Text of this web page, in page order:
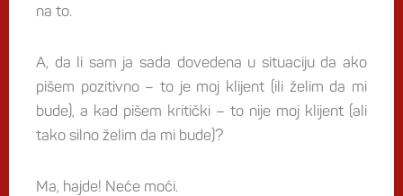
na to.
A, da li sam ja sada dovedena u situaciju da ako
pišem pozitivno – to je moj klijent (ili želim da mi
bude), a kad pišem kritički – to nije moj klijent (ali
tako silno želim da mi bude)?
Ma, hajde! Neće moći.